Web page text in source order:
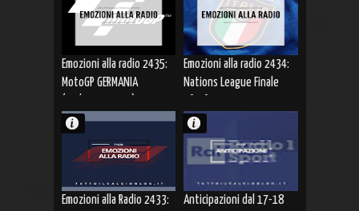
Emozioni alla radio 2435:
MotoGP GERMANIA
Emozioni alla radio 2434:
Nations League Finale
(18.06.2023)
Emozioni alla Radio 2433:
Anticipazioni dal 17-18